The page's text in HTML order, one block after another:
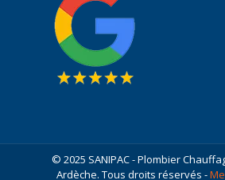
© 2025 SANIPAC - Plombier
Ardèche. Tous droits réservés -